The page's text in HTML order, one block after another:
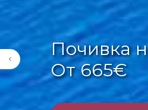
Почивка
От 665€